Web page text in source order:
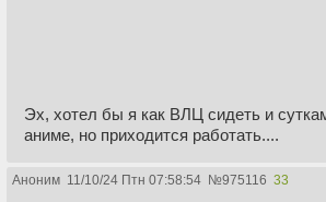
Эх, хотел бы я как ВЛЦ сидеть и
аниме, но приходится работать....
Аноним 11/10/24 Птн 07:58:54 №975116 33